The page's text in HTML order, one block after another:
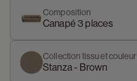
Composition
Canapé 3 places
Collection tissu et couleur
Stanza - Brown